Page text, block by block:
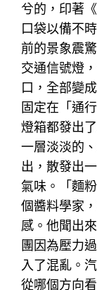
兮的，印著
口袋以備不
前的景象震
交通信號燈
口，全部變
固定在「通
燈箱都發出
一層淡淡的
出，散發出
氣味。「麵
個醬料學家
感。他聞出
團因為壓力
入了混亂。
從哪個方向